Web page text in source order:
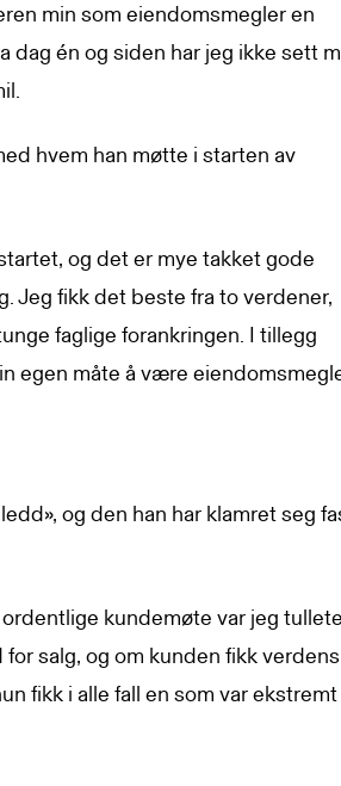
min som eiendomsmegler en
dag én og siden har jeg ikke sett
hvem han møtte i starten av
og det er mye takket gode
Jeg fikk det beste fra to verdener,
faglige forankringen. I tillegg
egen måte å være
og den han har klamret seg
kundemøte var jeg tullete
salg, og om kunden fikk verdens
fikk i alle fall en som var ekstremt